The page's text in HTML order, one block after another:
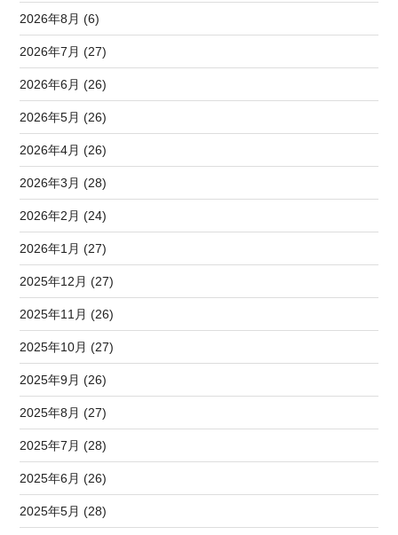
2026年8月 (6)
2026年7月 (27)
2026年6月 (26)
2026年5月 (26)
2026年4月 (26)
2026年3月 (28)
2026年2月 (24)
2026年1月 (27)
2025年12月 (27)
2025年11月 (26)
2025年10月 (27)
2025年9月 (26)
2025年8月 (27)
2025年7月 (28)
2025年6月 (26)
2025年5月 (28)